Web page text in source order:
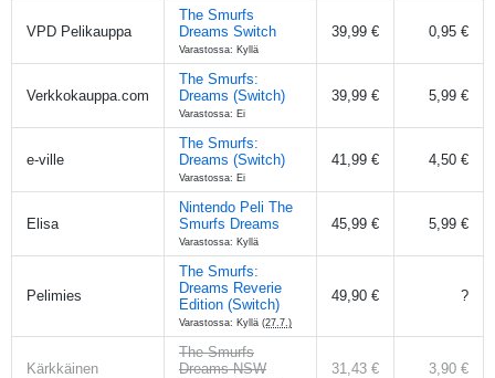
VPD Pelikauppa
The Smurfs
Dreams Switch
Varastossa: Kyllä
39,99 € 0,95 €
Verkkokauppa.com
The Smurfs:
Dreams (Switch)
Varastossa: Ei
39,99 € 5,99 €
e-ville
The Smurfs:
Dreams (Switch)
Varastossa: Ei
41,99 € 4,50 €
Elisa
Nintendo Peli The
Smurfs Dreams
Varastossa: Kyllä
45,99 € 5,99 €
Pelimies
The Smurfs:
Dreams Reverie
Edition (Switch)
Varastossa: Kyllä (27.7.)
49,90 € ?
Kärkkäinen
The Smurfs
Dreams NSW
31,43 € 3,90 €